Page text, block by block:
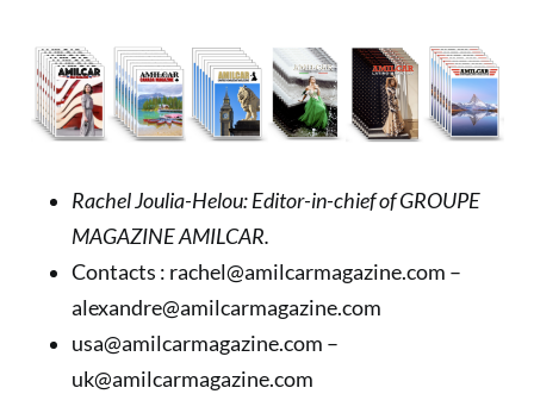
Rachel Joulia-Helou: Editor-in-chief of GROUPE
MAGAZINE AMILCAR.
Contacts : rachel@amilcarmagazine.com –
alexandre@amilcarmagazine.com
usa@amilcarmagazine.com –
uk@amilcarmagazine.com